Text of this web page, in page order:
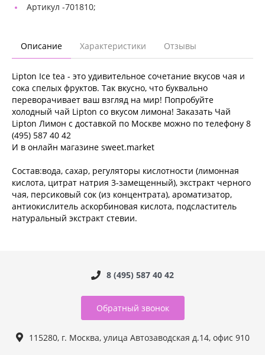
Артикул -701810;
Описание Характеристики Отзывы
Lipton Ice tea - это удивительное сочетание вкусов чая и
сока спелых фруктов. Так вкусно, что буквально
переворачивает ваш взгляд на мир! Попробуйте
холодный чай Lipton со вкусом лимона! Заказать Чай
Lipton Лимон с доставкой по Москве можно по телефону 8
(495) 587 40 42
И в онлайн магазине sweet.market
Состав:вода, сахар, регуляторы кислотности (лимонная
кислота, цитрат натрия 3-замещенный), экстракт черного
чая, персиковый сок (из концентрата), ароматизатор,
антиокислитель аскорбиновая кислота, подсластитель
натуральный экстракт стевии.
8 (495) 587 40 42
Обратный звонок
115280, г. Москва, улица Автозаводская д.14, офис 910